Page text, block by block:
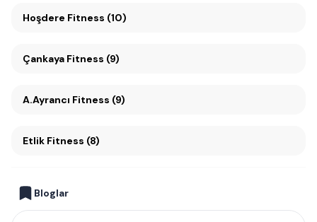
Hoşdere Fitness (10)
Çankaya Fitness (9)
A.Ayrancı Fitness (9)
Etlik Fitness (8)
Bloglar